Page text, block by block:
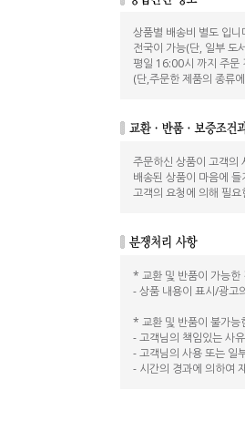
상품별 배송비 별도 입
전국이 가능(단, 일부 도
평일 16:00시 까지 주문
(단,주문한 제품의 종류
주문하신 상품이 고객의
배송된 상품이 마음에
고객의 요청에 의해 필
* 교환 및 반품이 가능한
- 상품 내용이 표시/광고
* 교환 및 반품이 불가능
- 고객님의 책임있는 사
- 고객님의 사용 또는 일
- 시간의 경과에 의하여